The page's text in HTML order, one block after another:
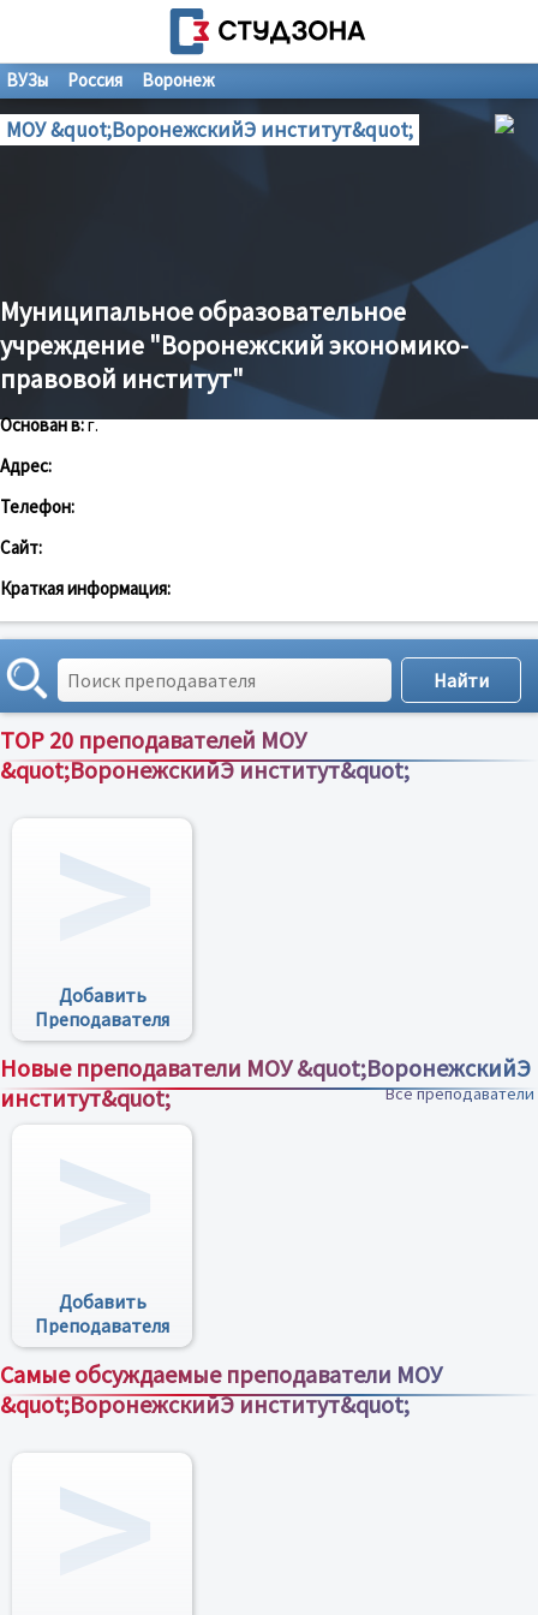
ВУЗы Россия Воронеж
МОУ &quot;ВоронежскийЭ институт&quot;
Муниципальное образовательное
учреждение "Воронежский экономико-
правовой институт"
Основан в:г.
Адрес:
Телефон:
Сайт:
Краткая информация:
TOP 20 преподавателей МОУ
&quot;ВоронежскийЭ институт&quot;
Добавить
Преподавателя
Новые преподаватели МОУ &quot;ВоронежскийЭ
институт&quot;
Все преподаватели
Добавить
Преподавателя
Самые обсуждаемые преподаватели МОУ
&quot;ВоронежскийЭ институт&quot;